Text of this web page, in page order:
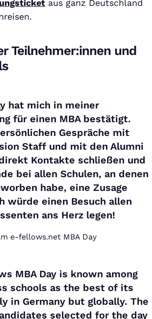
aus ganz Deutschland
Teilnehmer:innen und
hat mich in meiner
für einen MBA bestätigt.
Gespräche mit
Staff und mit den Alumni
Kontakte schließen und
bei allen Schulen, an denen
habe, eine Zusage
würde einen Besuch allen
ans Herz legen!
e-fellows.net MBA Day
MBA Day is known among
schools as the best of its
in Germany but globally. The
selected for the day